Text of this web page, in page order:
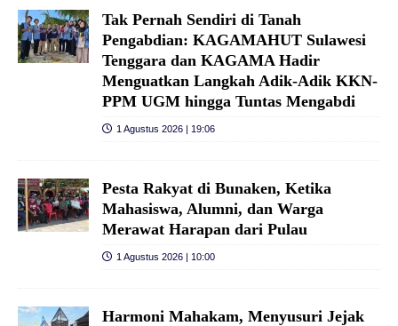
Tak Pernah Sendiri di Tanah
Pengabdian: KAGAMAHUT Sulawesi
Tenggara dan KAGAMA Hadir
Menguatkan Langkah Adik-Adik KKN-
PPM UGM hingga Tuntas Mengabdi
1 Agustus 2026 | 19:06
Pesta Rakyat di Bunaken, Ketika
Mahasiswa, Alumni, dan Warga
Merawat Harapan dari Pulau
1 Agustus 2026 | 10:00
Harmoni Mahakam, Menyusuri Jejak